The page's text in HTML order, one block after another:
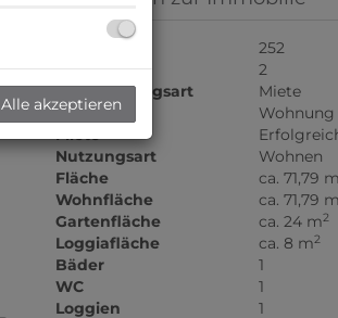
252
Zimmer
2
Vermarktungsart
Miete
Objektart
Wohnung
Miete
Nutzungsart
Wohnen
Fläche
ca. 71,79
Wohnfläche ca. 71,79
Gartenfläche ca. 24 m2
Loggiafläche ca. 8 m2
Bäder
1
WC
1
Loggien
1
Alle akzeptieren